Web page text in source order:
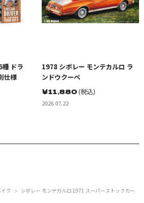
種 ドラ
仕様
1978 シボレー モンテカルロ ラ
ンドウクーペ
￥11,880(税込)
2026.07.22
ク ＞ シボレー モンテカルロ 1971 スーパーストックカー